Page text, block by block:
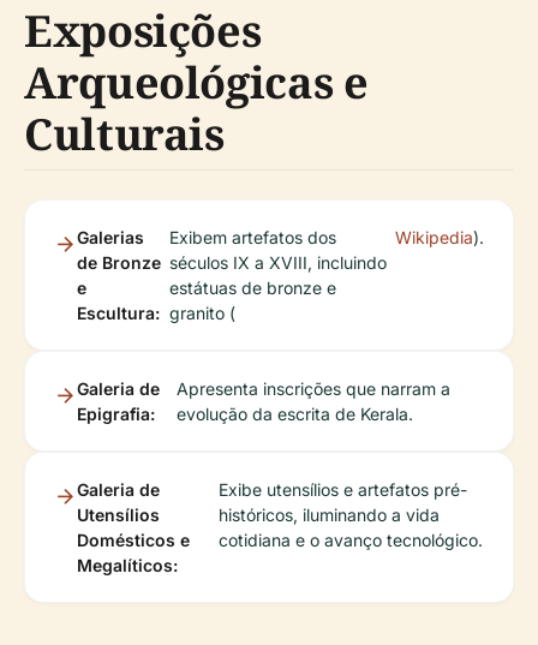
Exposições
Arqueológicas e
Culturais
Galerias
de Bronze
e
Escultura:
Exibem artefatos dos
séculos IX a XVIII, incluindo
estátuas de bronze e
granito (
Wikipedia).
Galeria de
Epigrafia:
Apresenta inscrições que narram a
evolução da escrita de Kerala.
Galeria de
Utensílios
Domésticos e
Megalíticos:
Exibe utensílios e artefatos pré-
históricos, iluminando a vida
cotidiana e o avanço tecnológico.